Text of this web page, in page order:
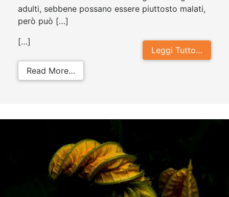
adulti, sebbene possano essere piuttosto malati,
però può […]
Leggi Tutto…
[…]
Read More…